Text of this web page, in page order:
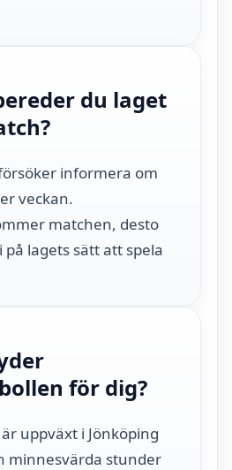
du laget
informera om
veckan.
matchen, desto
lagets sätt att spela
för dig?
uppväxt i Jönköping
minnesvärda stunder